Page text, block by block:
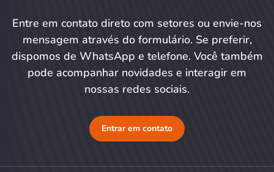
Entre em contato direto com setores ou envie-nos
mensagem através do formulário. Se preferir,
dispomos de WhatsApp e telefone. Você também
pode acompanhar novidades e interagir em
nossas redes sociais.
Entrar em contato